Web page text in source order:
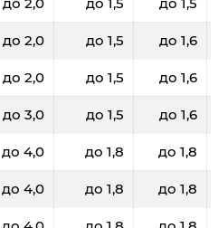
до 2,0 до 1,5 до 1,6
до 2,0 до 1,5 до 1,6
до 3,0 до 1,5 до 1,6
до 4,0 до 1,8 до 1,8
до 4,0 до 1,8 до 1,8